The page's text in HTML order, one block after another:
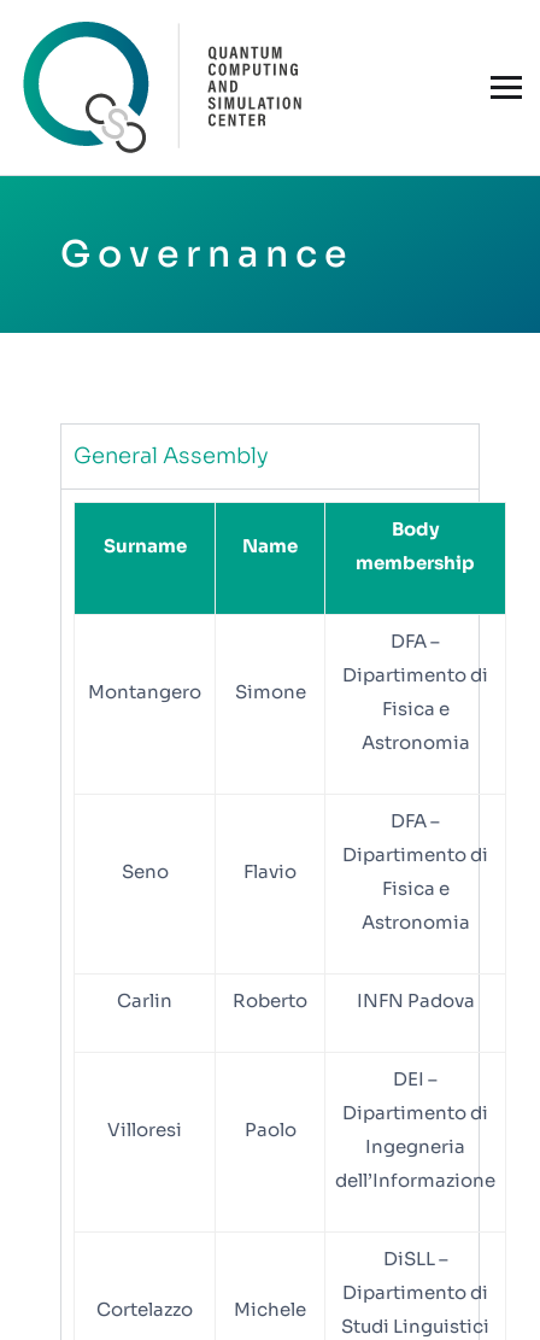
Governance
General Assembly
Surname Name
Body
membership
Montangero Simone
DFA –
Dipartimento di
Fisica e
Astronomia
Seno Flavio
DFA –
Dipartimento di
Fisica e
Astronomia
Carlin Roberto INFN Padova
Villoresi Paolo
DEI –
Dipartimento di
Ingegneria
dell’Informazione
Cortelazzo Michele
DiSLL –
Dipartimento di
Studi Linguistici